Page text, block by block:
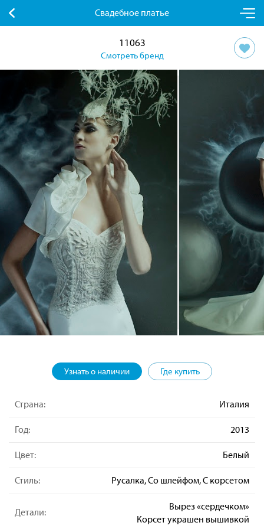
Свадебное платье
11063
Смотреть бренд
Узнать о наличии Где купить
Страна: Италия
Год: 2013
Цвет: Белый
Стиль: Русалка, Со шлейфом, С корсетом
Детали:
Вырез «сердечком»
Корсет украшен вышивкой